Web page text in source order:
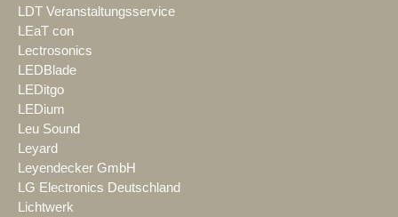
LDT Veranstaltungsservice
LEaT con
Lectrosonics
LEDBlade
LEDitgo
LEDium
Leu Sound
Leyard
Leyendecker GmbH
LG Electronics Deutschland
Lichtwerk